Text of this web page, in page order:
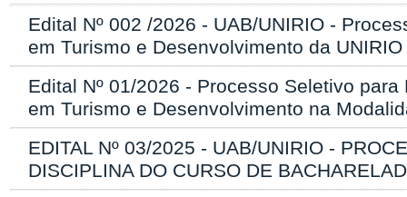
Edital Nº 002 /2026 - UAB/UNIRIO -
em Turismo e Desenvolvimento da UNIRIO
Edital Nº 01/2026 - Processo Seletivo
em Turismo e Desenvolvimento na
EDITAL Nº 03/2025 - UAB/UNIRIO -
DISCIPLINA DO CURSO DE